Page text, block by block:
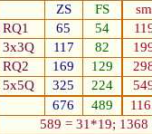
ZS FS
sm
RQ1
65 54
3x3Q
117 82
RQ2
169 129
5x5Q
325 224
676
489
589 = 31*19;